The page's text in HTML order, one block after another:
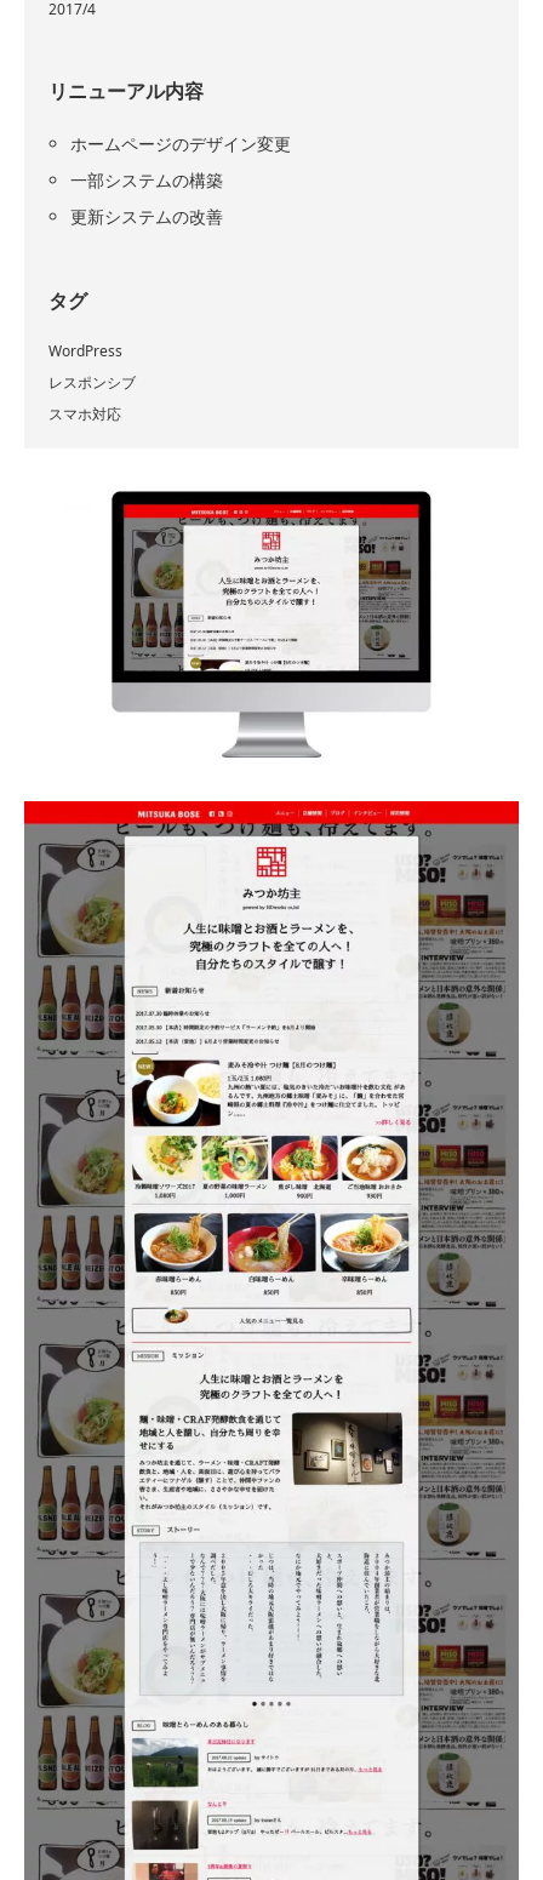
2017/4
リニューアル内容
ホームページのデザイン変更
一部システムの構築
更新システムの改善
タグ
WordPress
レスポンシブ
スマホ対応